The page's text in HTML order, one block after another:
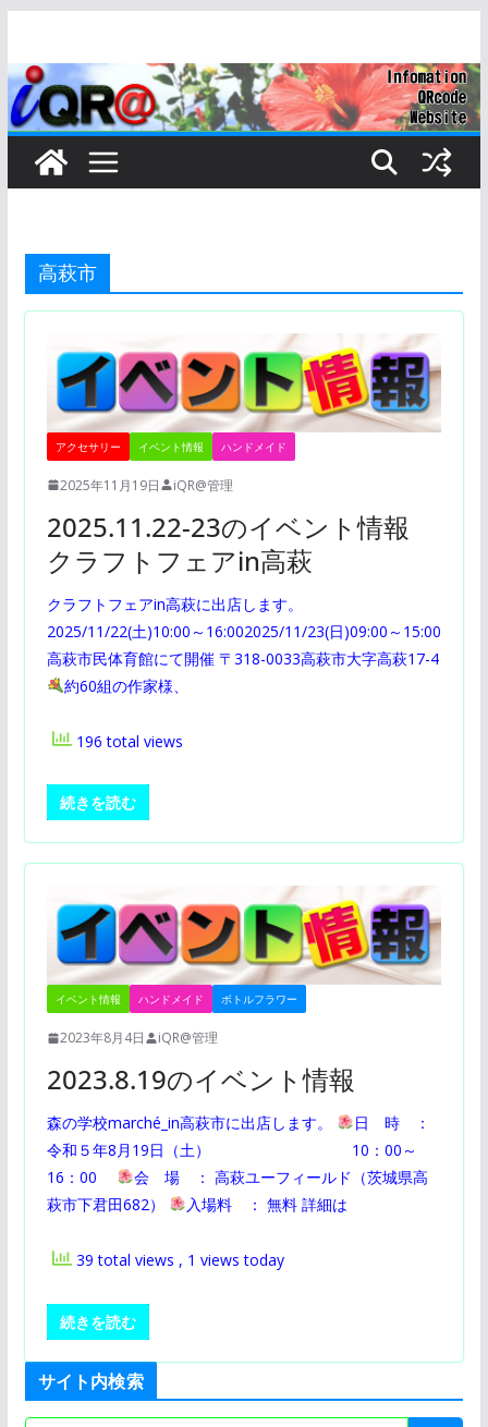
テ
ン
高萩市
アクセサリー イベント情報 ハンドメイド
2025年11月19日 iQR@管理
2025.11.22-23のイベント情報
クラフトフェアin高萩
クラフトフェアin高萩に出店します。
2025/11/22(土)10:00～16:002025/11/23(日)09:00～15:00
高萩市民体育館にて開催 〒318-0033高萩市大字高萩17-4
約60組の作家様、
196 total views
続きを読む
イベント情報 ハンドメイド ボトルフラワー
2023年8月4日 iQR@管理
2023.8.19のイベント情報
森の学校marché_in高萩市に出店します。
日 時 ：
令和５年8月19日（土） 10：00～
16：00
会 場 ： 高萩ユーフィールド（茨城県高
萩市下君田682）
入場料 ： 無料 詳細は
39 total views , 1 views today
続きを読む
サイト内検索